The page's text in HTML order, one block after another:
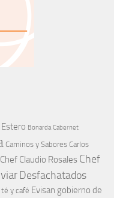
Bonarda Cabernet
Caminos y Sabores Carlos
Chef Claudio Rosales Chef
Desfachatados
y café Evisan gobierno de